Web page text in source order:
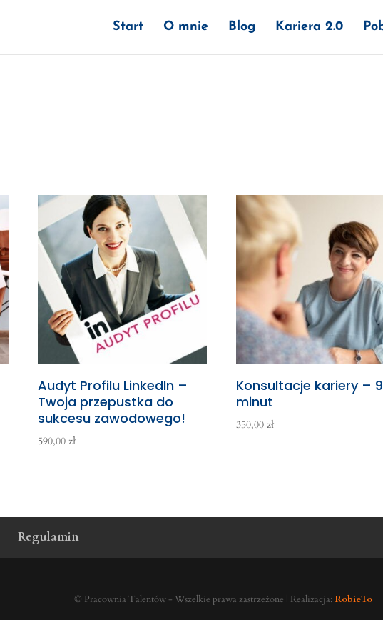
Start O mnie Blog Kariera 2.0
Audyt Profilu LinkedIn –
Twoja przepustka do
sukcesu zawodowego!
590,00zł
Konsultacje kariery –
minut
350,00zł
Regulamin
© Pracownia Talentów - Wszelkie prawa zastrzeżone | Realizacja:RobieTo